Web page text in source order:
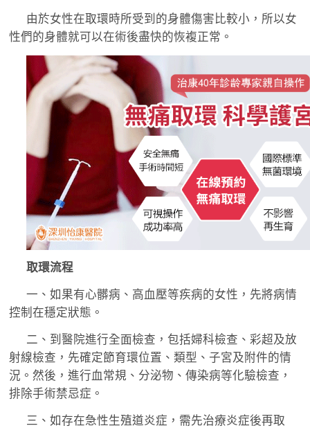
由於女性在取環時所受到的身體傷害比較小，所以女
性們的身體就可以在術後盡快的恢複正常。
取環流程
一、如果有心髒病、高血壓等疾病的女性，先將病情
控制在穩定狀態。
二、到醫院進行全面檢查，包括婦科檢查、彩超及放
射線檢查，先確定節育環位置、類型、子宮及附件的情
況。然後，進行血常規、分泌物、傳染病等化驗檢查，
排除手術禁忌症。
三、如存在急性生殖道炎症，需先治療炎症後再取